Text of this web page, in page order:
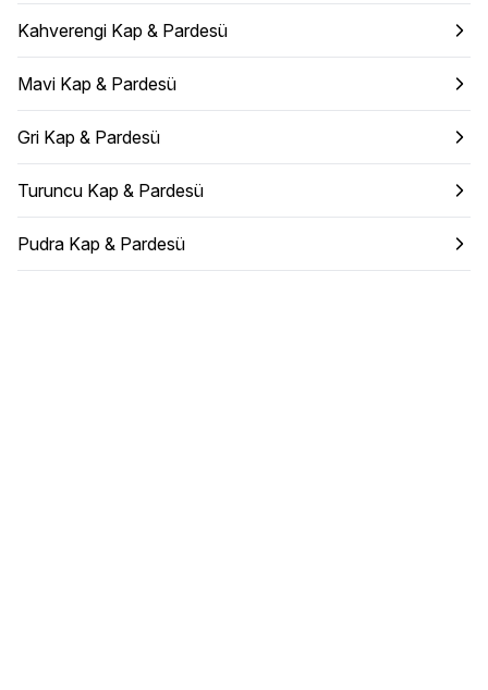
Kahverengi Kap & Pardesü
Mavi Kap & Pardesü
Gri Kap & Pardesü
Turuncu Kap & Pardesü
Pudra Kap & Pardesü